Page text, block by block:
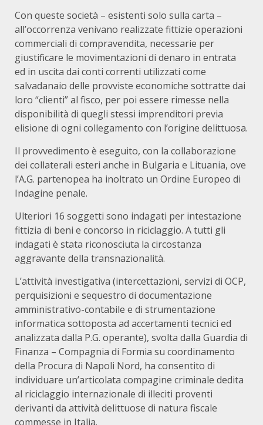
Con queste società – esistenti solo sulla carta –
all’occorrenza venivano realizzate fittizie operazioni
commerciali di compravendita, necessarie per
giustificare le movimentazioni di denaro in entrata
ed in uscita dai conti correnti utilizzati come
salvadanaio delle provviste economiche sottratte dai
loro “clienti” al fisco, per poi essere rimesse nella
disponibilità di quegli stessi imprenditori previa
elisione di ogni collegamento con l’origine delittuosa.
Il provvedimento è eseguito, con la collaborazione
dei collaterali esteri anche in Bulgaria e Lituania, ove
l’A.G. partenopea ha inoltrato un Ordine Europeo di
Indagine penale.
Ulteriori 16 soggetti sono indagati per intestazione
fittizia di beni e concorso in riciclaggio. A tutti gli
indagati è stata riconosciuta la circostanza
aggravante della transnazionalità.
L’attività investigativa (intercettazioni, servizi di OCP,
perquisizioni e sequestro di documentazione
amministrativo-contabile e di strumentazione
informatica sottoposta ad accertamenti tecnici ed
analizzata dalla P.G. operante), svolta dalla Guardia di
Finanza – Compagnia di Formia su coordinamento
della Procura di Napoli Nord, ha consentito di
individuare un’articolata compagine criminale dedita
al riciclaggio internazionale di illeciti proventi
derivanti da attività delittuose di natura fiscale
commesse in Italia.